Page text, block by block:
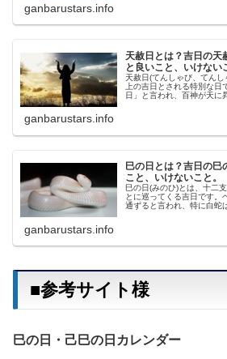
ganbarustars.info
天赦日とは？吉日の天
と良いこと、いけない
天赦日(てんしゃび、てん
上の吉日とされる特別な
日」と言われ、百神が天に
ganbarustars.info
巳の日とは？吉日の巳
こと、いけないこと。
巳の日(みのひ)とは、十二
とに巡ってくる吉日です。
通ずると言われ、特に白蛇
ganbarustars.info
■参考サイト様
巳の日・己巳の日カレンダー